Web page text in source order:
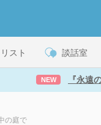
スト 談話室
NEW 『永遠
の庭で